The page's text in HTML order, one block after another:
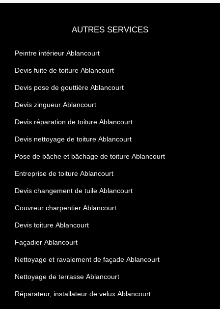
AUTRES SERVICES
Peintre intérieur Ablancourt
Devis fuite de toiture Ablancourt
Devis pose de gouttière Ablancourt
Devis zingueur Ablancourt
Devis réparation de toiture Ablancourt
Devis nettoyage de toiture Ablancourt
Pose de bâche et bâchage de toiture Ablancourt
Entreprise de toiture Ablancourt
Devis changement de tuile Ablancourt
Couvreur charpentier Ablancourt
Devis toiture Ablancourt
Façadier Ablancourt
Nettoyage et ravalement de façade Ablancourt
Nettoyage de terrasse Ablancourt
Réparateur, installateur de velux Ablancourt